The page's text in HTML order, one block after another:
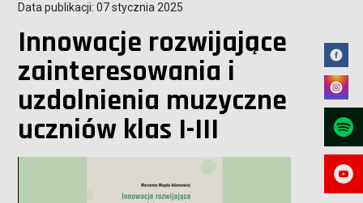
Data publikacji: 07 stycznia 2025
Innowacje rozwijające
zainteresowania i
uzdolnienia muzyczne
uczniów klas I-III